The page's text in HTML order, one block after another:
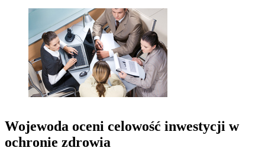
Wojewoda oceni celowość inwestycji w
ochronie zdrowia